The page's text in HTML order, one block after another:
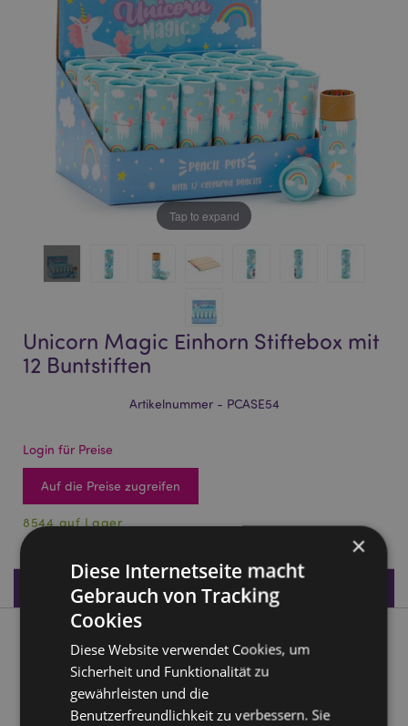
Tap to expand
Unicorn Magic Einhorn Stiftebox mit
12 Buntstiften
Artikelnummer - PCASE54
Login für Preise
Auf die Preise zugreifen
8544 auf Lager
Produktdaten
Produktbeschreibung
Unicorn Magic Einhorn Stiftebox mit 12 Buntstiften
Material:Pappe und Holz
×
Diese Internetseite macht
Gebrauch von Tracking
Cookies
Diese Website verwendet Cookies, um
Sicherheit und Funktionalität zu
gewährleisten und die
Benutzerfreundlichkeit zu verbessern. Sie